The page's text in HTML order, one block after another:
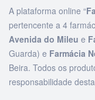
A plataforma online “
pertencente a 4
Avenida do Mileu e
Guarda) e Farmácia
Beira. Todos os
responsabilidade